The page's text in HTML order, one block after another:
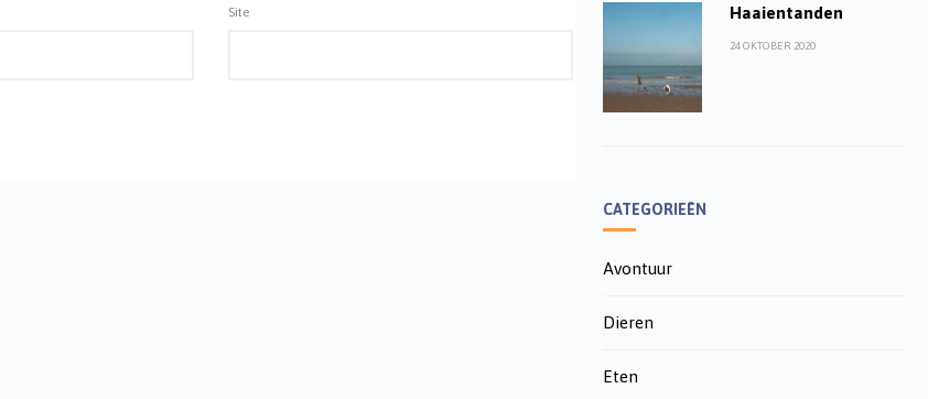
Site Haaientanden
24 OKTOBER 2020
CATEGORIEËN
Avontuur
Dieren
Eten